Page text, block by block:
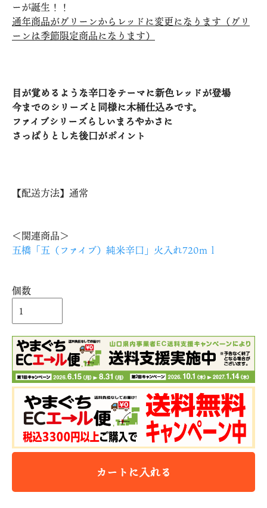
ーが誕生！！
通年商品がグリーンからレッドに変更になります（グリ
ーンは季節限定商品になります）
目が覚めるような辛口をテーマに新色レッドが登場
今までのシリーズと同様に木桶仕込みです。
ファイブシリーズらしいまろやかさに
さっぱりとした後口がポイント
【配送方法】通常
＜関連商品＞
五橋「五（ファイブ）純米辛口」火入れ720ｍｌ
個数
カートに入れる